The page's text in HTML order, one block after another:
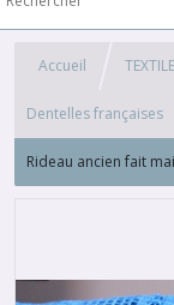
Accueil
Dentelles françaises
Rideau ancien fait